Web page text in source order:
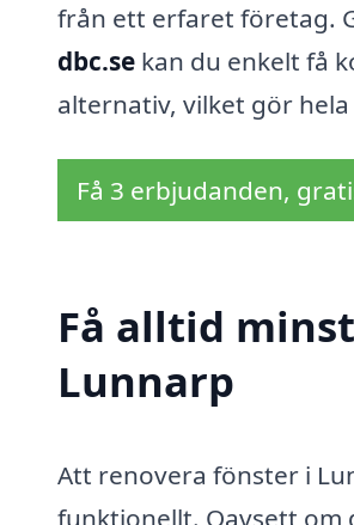
från ett erfaret företag.
dbc.se kan du enkelt få
alternativ, vilket gör
Få 3 erbjudanden,
Få alltid
Lunnarp
Att renovera fönster i
funktionellt. Oavsett om